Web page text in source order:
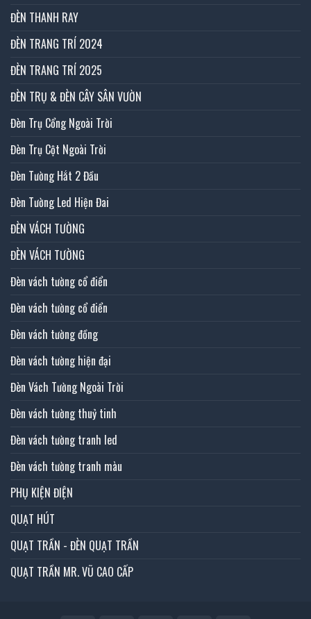
ĐÈN THANH RAY
ĐÈN TRANG TRÍ 2024
ĐÈN TRANG TRÍ 2025
ĐÈN TRỤ & ĐÈN CÂY SÂN VƯỜN
Đèn Trụ Cổng Ngoài Trời
Đèn Trụ Cột Ngoài Trời
Đèn Tường Hắt 2 Đầu
Đèn Tường Led Hiện Đai
ĐÈN VÁCH TƯỜNG
ĐÈN VÁCH TƯỜNG
Đèn vách tường cổ điển
Đèn vách tường cổ điển
Đèn vách tường đồng
Đèn vách tường hiện đại
Đèn Vách Tường Ngoài Trời
Đèn vách tường thuỷ tinh
Đèn vách tường tranh led
Đèn vách tường tranh màu
PHỤ KIỆN ĐIỆN
QUẠT HÚT
QUẠT TRẦN - ĐÈN QUẠT TRẦN
QUẠT TRẦN MR. VŨ CAO CẤP